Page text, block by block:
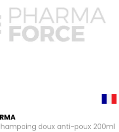
doux anti-poux 200ml